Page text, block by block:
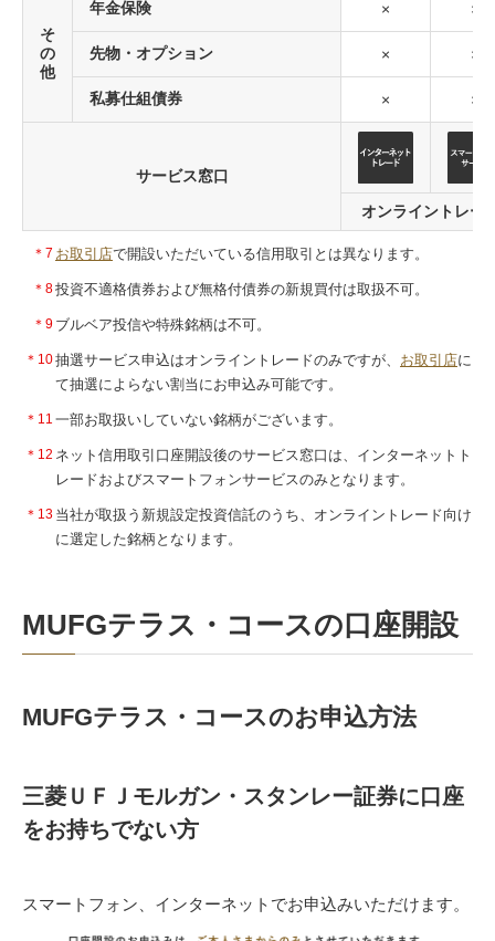
そ
の
他
年金保険 × ×
先物・オプション × ×
私募仕組債券 × ×
サービス窓口
オンライントレー
＊7 お取引店で開設いただいている信用取引とは異なります。
＊8投資不適格債券および無格付債券の新規買付は取扱不可。
＊9 ブルベア投信や特殊銘柄は不可。
＊10抽選サービス申込はオンライントレードのみですが、 お取引店に
て抽選によらない割当にお申込み可能です。
＊11 一部お取扱いしていない銘柄がございます。
＊12 ネット信用取引口座開設後のサービス窓口は、インターネットト
レードおよびスマートフォンサービスのみとなります。
＊13 当社が取扱う新規設定投資信託のうち、オンライントレード向け
に選定した銘柄となります。
MUFGテラス・コースの口座開設
MUFGテラス・コースのお申込方法
三菱ＵＦＪモルガン・スタンレー証券に口座
をお持ちでない方
スマートフォン、インターネットでお申込みいただけます。